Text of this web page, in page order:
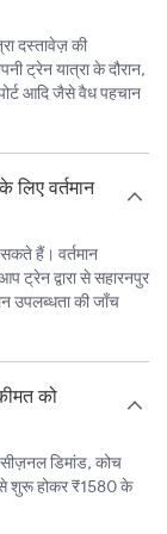
दस्तावेज़ की
ट्रेन यात्रा के दौरान,
आदि जैसे वैध पहचान
वर्तमान
हैं। वर्तमान
ट्रेन द्वारा से सहारनपुर
उपलब्धता की जाँच
को
डिमांड, कोच
से शुरू होकर ₹1580 के